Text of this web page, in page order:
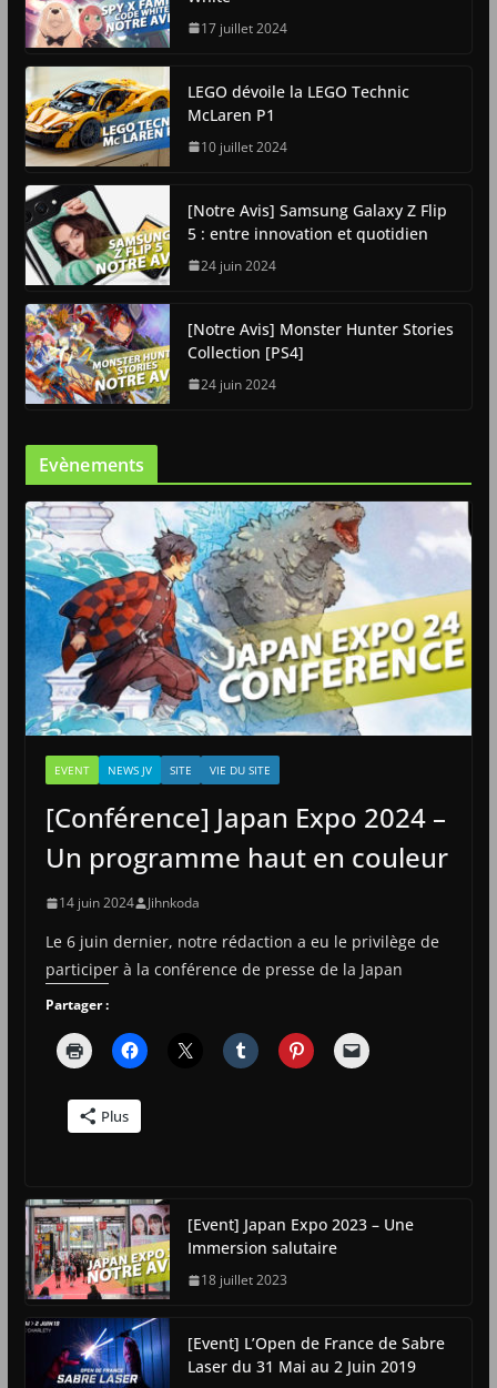
17 juillet 2024
LEGO dévoile la LEGO Technic
McLaren P1
10 juillet 2024
[Notre Avis] Samsung Galaxy Z Flip
5 : entre innovation et quotidien
24 juin 2024
[Notre Avis] Monster Hunter Stories
Collection [PS4]
24 juin 2024
Evènements
EVENT NEWS JV SITE VIE DU SITE
[Conférence] Japan Expo 2024 –
Un programme haut en couleur
14 juin 2024 Jihnkoda
Le 6 juin dernier, notre rédaction a eu le privilège de
participer à la conférence de presse de la Japan
Partager :
Plus
[Event] Japan Expo 2023 – Une
Immersion salutaire
18 juillet 2023
[Event] L’Open de France de Sabre
Laser du 31 Mai au 2 Juin 2019